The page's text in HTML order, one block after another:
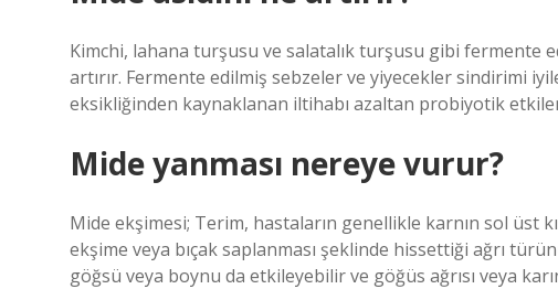
Kimchi, lahana turşusu ve salatalık turşusu gibi fermente
artırır. Fermente edilmiş sebzeler ve yiyecekler sindirimi
eksikliğinden kaynaklanan iltihabı azaltan probiyotik
Mide yanması nereye vurur?
Mide ekşimesi; Terim, hastaların genellikle karnın sol üst
ekşime veya bıçak saplanması şeklinde hissettiği ağrı
göğsü veya boynu da etkileyebilir ve göğüs ağrısı veya